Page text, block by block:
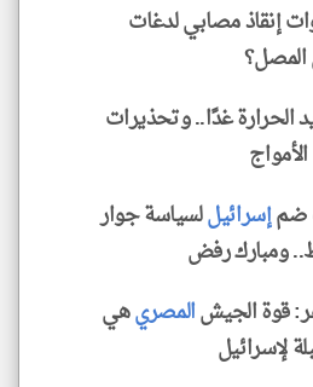
إنقاذ مصابي لدغات
المصل؟
غدًا.. وتحذيرات
ضمإسرائيللسياسة جوار
ومبارك رفض
قوة الجيشالمصريهي
لإسرائيل